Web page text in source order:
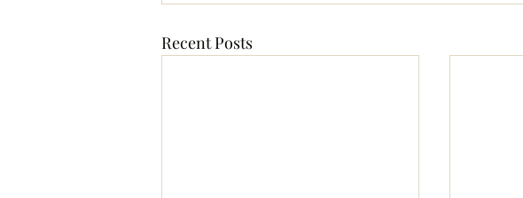
Recent Posts